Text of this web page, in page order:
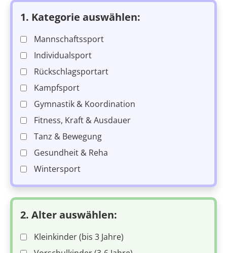
1. Kategorie auswählen:
Mannschaftssport
Individualsport
Rückschlagsportart
Kampfsport
Gymnastik & Koordination
Fitness, Kraft & Ausdauer
Tanz & Bewegung
Gesundheit & Reha
Wintersport
2. Alter auswählen:
Kleinkinder (bis 3 Jahre)